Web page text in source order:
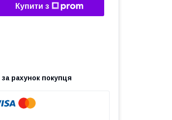
Купити з
за рахунок покупця